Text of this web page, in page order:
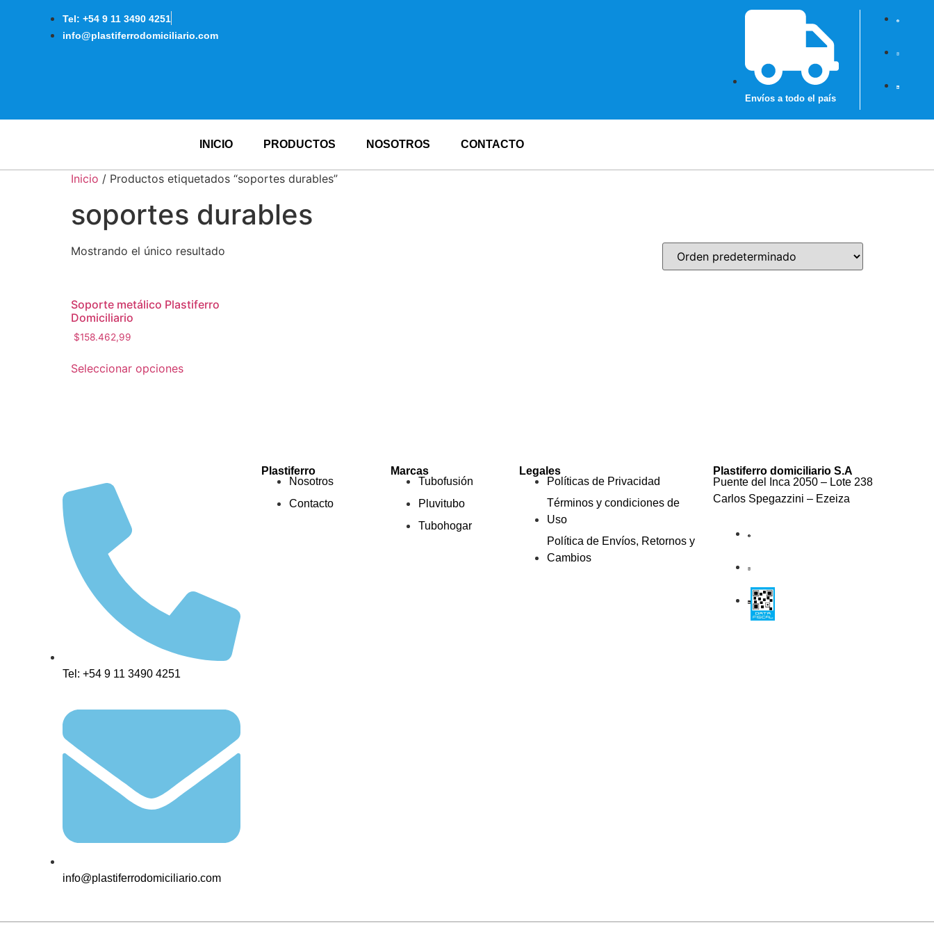
Tel: +54 9 11 3490 4251
info@plastiferrodomiciliario.com
Envíos a todo el país
INICIO PRODUCTOS NOSOTROS CONTACTO
Inicio / Productos etiquetados “soportes durables”
soportes durables
Mostrando el único resultado
Soporte metálico Plastiferro
Domiciliario
$158.462,99
Seleccionar opciones
Tel: +54 9 11 3490 4251
info@plastiferrodomiciliario.com
Plastiferro
Nosotros
Contacto
Marcas
Tubofusión
Pluvitubo
Tubohogar
Legales
Políticas de Privacidad
Términos y condiciones de
Uso
Política de Envíos, Retornos y
Cambios
Plastiferro domiciliario S.A
Puente del Inca 2050 – Lote 238
Carlos Spegazzini – Ezeiza